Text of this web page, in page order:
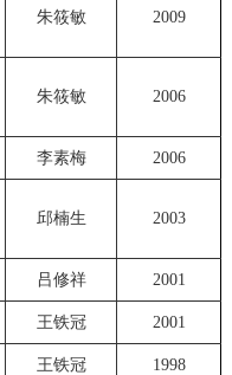
朱筱敏 2009
朱筱敏 2006
李素梅 2006
邱楠生 2003
吕修祥 2001
王铁冠 2001
王铁冠 1998